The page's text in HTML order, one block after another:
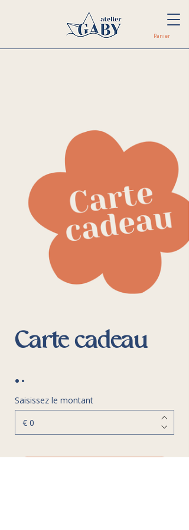
Panier
Carte cadeau
Saisissez le montant
€